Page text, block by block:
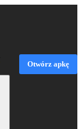
Otwórz apkę